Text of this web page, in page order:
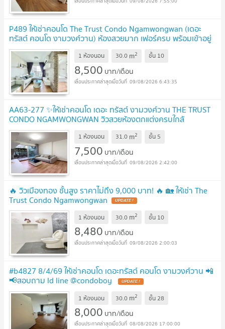
P489 ให้เช่าคอนโด The Trust Condo Ngamwongwan (เดอะ
ทรัสต์ คอนโด งามวงศ์วาน) ห้องสวยมาก เฟอร์ครบ พร้อมเข้าอยู่
ทันที พร้อมจอง UPDATE !
1 ห้องนอน 30.0 m2 ชั้น 10
8,500 บาท/เดือน
09/08/2026 6:43:35
AA63-277 ✨ให้เช่าคอนโด เดอะ ทรัสต์ งามวงศ์วาน THE TRUST
CONDO NGAMWONGWAN วิวสวยห้องตกแต่งครบใกล้
เดอะมอลล์งามวงศ์วาน ✨
1 ห้องนอน 31.0 m2 ชั้น 5
7,500 บาท/เดือน
09/08/2026 2:42:00
🔥 วิวเมืองทอง ชั้นสูง ราคาไม่ถึง 9,000 บาท! 🔥 🏡 ให้เช่า The
Trust Condo Ngamwongwan UPDATE !
1 ห้องนอน 30.0 m2 ชั้น 10
8,480 บาท/เดือน
09/08/2026 2:00:03
#b4827 8/4/69 ให้เช่าคอนโด เดอะทรัสต์ คอนโด งามวงศ์วาน 📲
📢สอบถาม ld line @condoboy UPDATE !
1 ห้องนอน 30.0 m2 ชั้น28
8,000 บาท/เดือน
08/08/2026 17:00:00